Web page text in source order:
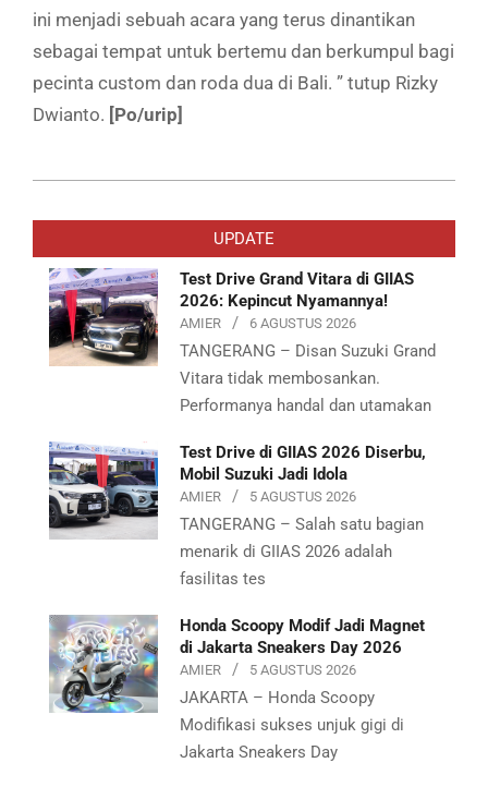
ini menjadi sebuah acara yang terus dinantikan
sebagai tempat untuk bertemu dan berkumpul bagi
pecinta custom dan roda dua di Bali. ” tutup Rizky
Dwianto. [Po/urip]
09-
UPDATE
Test Drive Grand Vitara di GIIAS
2026: Kepincut Nyamannya!
AMIER 6 AGUSTUS 2026
TANGERANG – Disan Suzuki Grand
Vitara tidak membosankan.
Performanya handal dan utamakan
Test Drive di GIIAS 2026 Diserbu,
Mobil Suzuki Jadi Idola
AMIER 5 AGUSTUS 2026
TANGERANG – Salah satu bagian
menarik di GIIAS 2026 adalah
fasilitas tes
Honda Scoopy Modif Jadi Magnet
di Jakarta Sneakers Day 2026
AMIER 5 AGUSTUS 2026
JAKARTA – Honda Scoopy
Modifikasi sukses unjuk gigi di
Jakarta Sneakers Day